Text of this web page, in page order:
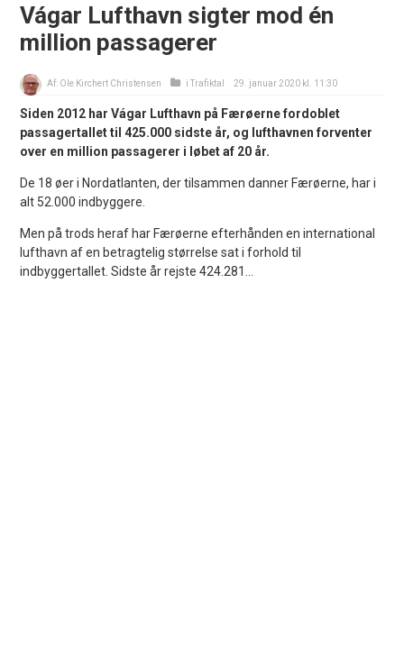
Vágar Lufthavn sigter mod én
million passagerer
Af: Ole Kirchert Christensen iTrafiktal 29. januar 2020 kl. 11:30
Siden 2012 har Vágar Lufthavn på Færøerne fordoblet
passagertallet til 425.000 sidste år, og lufthavnen forventer
over en million passagerer i løbet af 20 år.
De 18 øer i Nordatlanten, der tilsammen danner Færøerne, har i
alt 52.000 indbyggere.
Men på trods heraf har Færøerne efterhånden en international
lufthavn af en betragtelig størrelse sat i forhold til
indbyggertallet. Sidste år rejste 424.281...